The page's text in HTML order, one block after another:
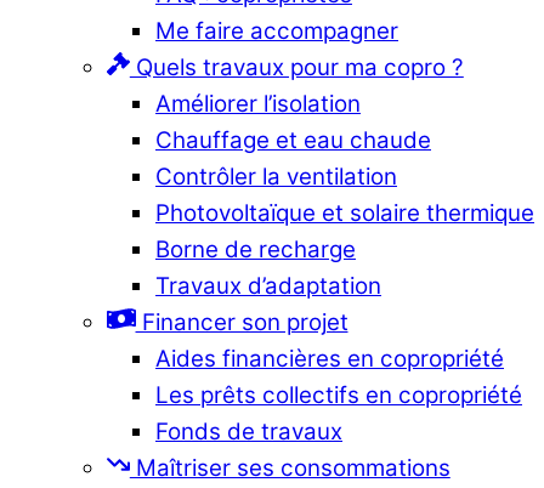
Me faire accompagner
Quels travaux pour ma copro ?
Améliorer l’isolation
Chauffage et eau chaude
Contrôler la ventilation
Photovoltaïque et solaire thermique
Borne de recharge
Travaux d’adaptation
Financer son projet
Aides financières en copropriété
Les prêts collectifs en copropriété
Fonds de travaux
Maîtriser ses consommations